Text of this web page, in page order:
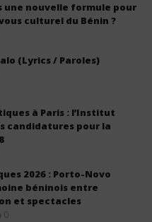
une nouvelle formule pour
culturel du Bénin ?
(Lyrics / Paroles)
à Paris : l’Institut
candidatures pour la
2026 : Porto-Novo
béninois entre
et spectacles
0